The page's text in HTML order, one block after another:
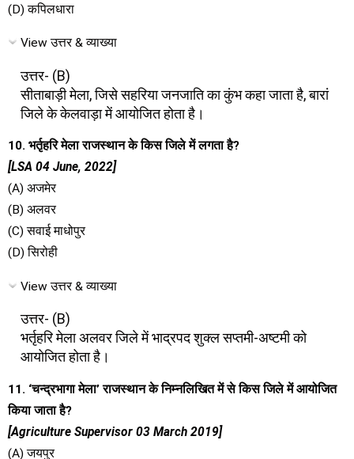
(D) कपिलधारा
View उत्तर & व्याख्या
उत्तर- (B)
सीताबाड़ी मेला, जिसे सहरिया जनजाति का कुंभ कहा जाता है, बारां
जिले के केलवाड़ा में आयोजित होता है।
10. भर्तृहरि मेला राजस्थान के किस जिले में लगता है?
[LSA 04 June, 2022]
(A) अजमेर
(B) अलवर
(C) सवाई माधोपुर
(D) सिरोही
View उत्तर & व्याख्या
उत्तर- (B)
भर्तृहरि मेला अलवर जिले में भाद्रपद शुक्ल सप्तमी-अष्टमी को
आयोजित होता है।
11. ‘चन्द्रभागा मेला’ राजस्थान के निम्नलिखित में से किस जिले में आयोजित
किया जाता है?
[Agriculture Supervisor 03 March 2019]
(A) जयपुर